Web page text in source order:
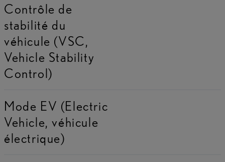
Contrôle de
stabilité du
véhicule (VSC,
Vehicle Stability
Control)
Mode EV (Electric
Vehicle, véhicule
électrique)